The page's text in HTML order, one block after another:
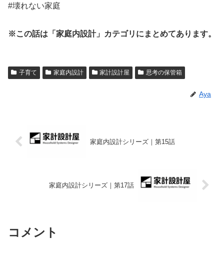
#壊れない家庭
※この話は「家庭内設計」カテゴリにまとめてあります。
子育て 家庭内設計 家計設計屋 思考の保管箱
Aya
家庭内設計シリーズ｜第15話
家庭内設計シリーズ｜第17話
コメント